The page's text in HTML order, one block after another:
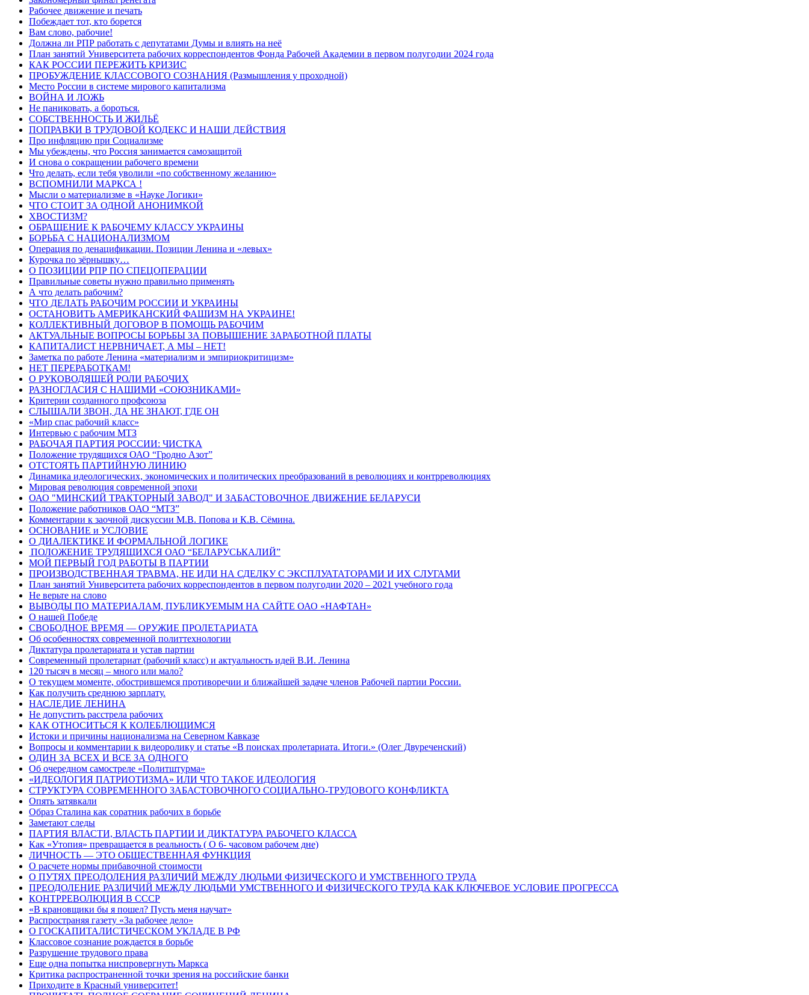
Рабочее движение и печать
Побеждает тот, кто борется
Вам слово, рабочие!
Должна ли РПР работать с депутатами Думы и влиять на неё
План занятий Университета рабочих корреспондентов Фонда Рабочей Академии в первом полугодии 2024 года
КАК РОССИИ ПЕРЕЖИТЬ КРИЗИС
ПРОБУЖДЕНИЕ КЛАССОВОГО СОЗНАНИЯ (Размышления у проходной)
Место России в системе мирового капитализма
ВОЙНА И ЛОЖЬ
Не паниковать, а бороться.
СОБСТВЕННОСТЬ И ЖИЛЬЁ
ПОПРАВКИ В ТРУДОВОЙ КОДЕКС И НАШИ ДЕЙСТВИЯ
Про инфляцию при Социализме
Мы убеждены, что Россия занимается самозащитой
И снова о сокращении рабочего времени
Что делать, если тебя уволили «по собственному желанию»
ВСПОМНИЛИ МАРКСА !
Мысли о материализме в «Науке Логики»
ЧТО СТОИТ ЗА ОДНОЙ АНОНИМКОЙ
ХВОСТИЗМ?
ОБРАЩЕНИЕ К РАБОЧЕМУ КЛАССУ УКРАИНЫ
БОРЬБА С НАЦИОНАЛИЗМОМ
Операция по денацификации. Позиции Ленина и «левых»
Курочка по зёрнышку…
О ПОЗИЦИИ РПР ПО СПЕЦОПЕРАЦИИ
Правильные советы нужно правильно применять
А что делать рабочим?
ЧТО ДЕЛАТЬ РАБОЧИМ РОССИИ И УКРАИНЫ
ОСТАНОВИТЬ АМЕРИКАНСКИЙ ФАШИЗМ НА УКРАИНЕ!
КОЛЛЕКТИВНЫЙ ДОГОВОР В ПОМОЩЬ РАБОЧИМ
АКТУАЛЬНЫЕ ВОПРОСЫ БОРЬБЫ ЗА ПОВЫШЕНИЕ ЗАРАБОТНОЙ ПЛАТЫ
КАПИТАЛИСТ НЕРВНИЧАЕТ, А МЫ – НЕТ!
Заметка по работе Ленина «материализм и эмпириокритицизм»
НЕТ ПЕРЕРАБОТКАМ!
О РУКОВОДЯЩЕЙ РОЛИ РАБОЧИХ
РАЗНОГЛАСИЯ С НАШИМИ «СОЮЗНИКАМИ»
Критерии созданного профсоюза
СЛЫШАЛИ ЗВОН, ДА НЕ ЗНАЮТ, ГДЕ ОН
«Мир спас рабочий класс»
Интервью с рабочим МТЗ
РАБОЧАЯ ПАРТИЯ РОССИИ: ЧИСТКА
Положение трудящихся ОАО “Гродно Азот”
ОТСТОЯТЬ ПАРТИЙНУЮ ЛИНИЮ
Динамика идеологических, экономических и политических преобразований в революциях и контрреволюциях
Мировая революция современной эпохи
ОАО "МИНСКИЙ ТРАКТОРНЫЙ ЗАВОД" И ЗАБАСТОВОЧНОЕ ДВИЖЕНИЕ БЕЛАРУСИ
Положение работников ОАО “МТЗ”
Комментарии к заочной дискуссии М.В. Попова и К.В. Сёмина.
ОСНОВАНИЕ и УСЛОВИЕ
О ДИАЛЕКТИКЕ И ФОРМАЛЬНОЙ ЛОГИКЕ
ПОЛОЖЕНИЕ ТРУДЯЩИХСЯ ОАО “БЕЛАРУСЬКАЛИЙ”
МОЙ ПЕРВЫЙ ГОД РАБОТЫ В ПАРТИИ
ПРОИЗВОДСТВЕННАЯ ТРАВМА, НЕ ИДИ НА СДЕЛКУ С ЭКСПЛУАТАТОРАМИ И ИХ СЛУГАМИ
План занятий Университета рабочих корреспондентов в первом полугодии 2020 – 2021 учебного года
Не верьте на слово
ВЫВОДЫ ПО МАТЕРИАЛАМ, ПУБЛИКУЕМЫМ НА САЙТЕ ОАО «НАФТАН»
О нашей Победе
СВОБОДНОЕ ВРЕМЯ — ОРУЖИЕ ПРОЛЕТАРИАТА
Об особенностях современной политтехнологии
Диктатура пролетариата и устав партии
Современный пролетариат (рабочий класс) и актуальность идей В.И. Ленина
120 тысяч в месяц – много или мало?
О текущем моменте, обострившемся противоречии и ближайшей задаче членов Рабочей партии России.
Как получить среднюю зарплату.
НАСЛЕДИЕ ЛЕНИНА
Не допустить расстрела рабочих
КАК ОТНОСИТЬСЯ К КОЛЕБЛЮЩИМСЯ
Истоки и причины национализма на Северном Кавказе
Вопросы и комментарии к видеоролику и статье «В поисках пролетариата. Итоги.» (Олег Двуреченский)
ОДИН ЗА ВСЕХ И ВСЕ ЗА ОДНОГО
Об очередном самостреле «Политштурма»
«ИДЕОЛОГИЯ ПАТРИОТИЗМА» ИЛИ ЧТО ТАКОЕ ИДЕОЛОГИЯ
СТРУКТУРА СОВРЕМЕННОГО ЗАБАСТОВОЧНОГО СОЦИАЛЬНО-ТРУДОВОГО КОНФЛИКТА
Опять затявкали
Образ Сталина как соратник рабочих в борьбе
Заметают следы
ПАРТИЯ ВЛАСТИ, ВЛАСТЬ ПАРТИИ И ДИКТАТУРА РАБОЧЕГО КЛАССА
Как «Утопия» превращается в реальность ( О 6- часовом рабочем дне)
ЛИЧНОСТЬ — ЭТО ОБЩЕСТВЕННАЯ ФУНКЦИЯ
О расчете нормы прибавочной стоимости
О ПУТЯХ ПРЕОДОЛЕНИЯ РАЗЛИЧИЙ МЕЖДУ ЛЮДЬМИ ФИЗИЧЕСКОГО И УМСТВЕННОГО ТРУДА
ПРЕОДОЛЕНИЕ РАЗЛИЧИЙ МЕЖДУ ЛЮДЬМИ УМСТВЕННОГО И ФИЗИЧЕСКОГО ТРУДА КАК КЛЮЧЕВОЕ УСЛОВИЕ ПРОГРЕССА
КОНТРРЕВОЛЮЦИЯ В СССР
«В крановщики бы я пошел? Пусть меня научат»
Распространяя газету «За рабочее дело»
О ГОСКАПИТАЛИСТИЧЕСКОМ УКЛАДЕ В РФ
Классовое сознание рождается в борьбе
Разрушение трудового права
Еще одна попытка ниспровергнуть Маркса
Критика распространенной точки зрения на российские банки
Приходите в Красный университет!